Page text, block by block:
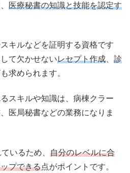
医療秘書の知識と技能を認定す
キルなどを証明する資格です
て欠かせないレセプト作成
診
求められます。
スキルや知識は、病棟クラー
医局秘書などの業務になりま
いるため、 自分のレベルに合
プできる点がポイントです。